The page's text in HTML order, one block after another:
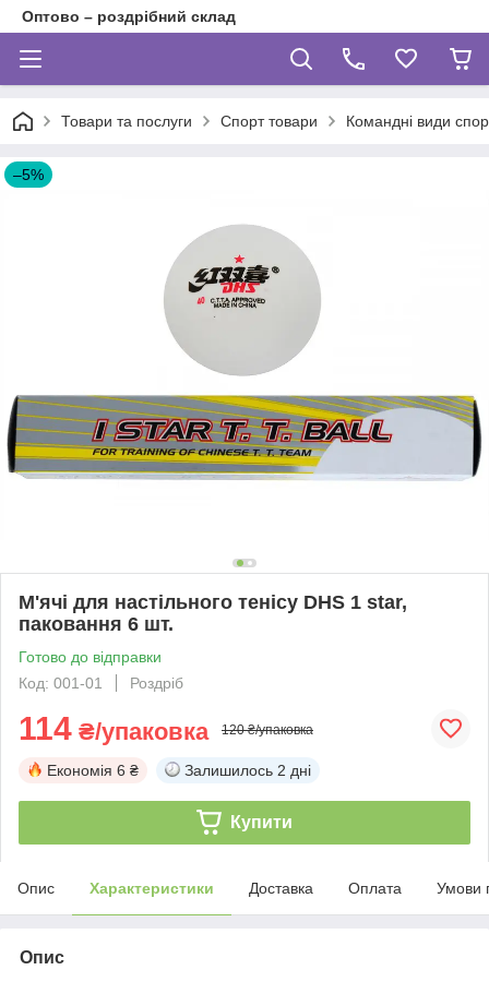
Оптово – роздрібний склад
Товари та послуги Спорт товари Командні види
–5%
М'ячі для настільного тенісу DHS 1 star,
паковання 6 шт.
Готово до відправки
Код: 001-01
Роздріб
114 ₴/упаковка 120 ₴/упаковка
Економія 6 ₴ Залишилось 2 дні
Купити
Опис Характеристики Доставка Оплата Умови
Опис